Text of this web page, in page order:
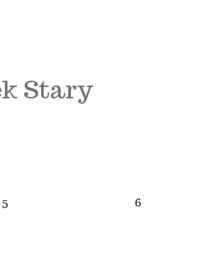
Stary
5 6